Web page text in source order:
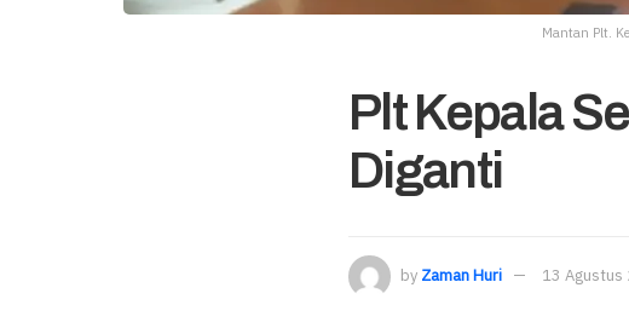
Mantan Plt.
Plt Kepala
Diganti
by Zaman Huri 13 Agustus